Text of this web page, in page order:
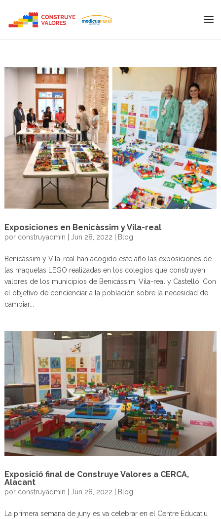
Exposiciones en Benicàssim y Vila-real
por construyadmin Jun 28, 2022 Blog
Benicàssim y Vila-real han acogido este año las exposiciones de
las maquetas LEGO realizadas en los colegios que construyen
valores de los municipios de Benicàssim, Vila-real y Castelló. Con
el objetivo de concienciar a la población sobre la necesidad de
cambiar...
Exposició final de Construye Valores a CERCA,
Alacant
por construyadmin Jun 28, 2022 Blog
La primera semana de juny es va celebrar en el Centre Educatiu